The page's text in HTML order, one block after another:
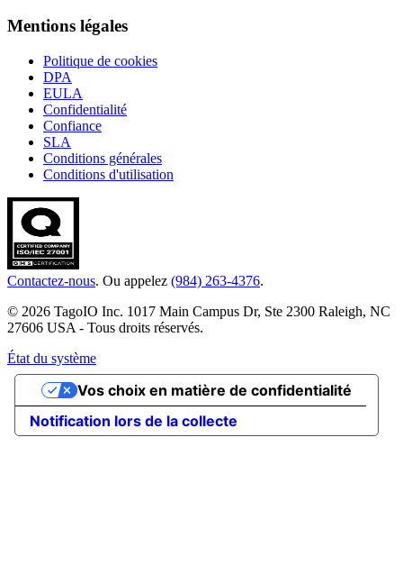
Mentions légales
Politique de cookies
DPA
EULA
Confidentialité
Confiance
SLA
Conditions générales
Conditions d'utilisation
Contactez-nous. Ou appelez (984) 263-4376.
© 2026 TagoIO Inc. 1017 Main Campus Dr, Ste 2300 Raleigh, NC
27606 USA - Tous droits réservés.
État du système
Notification lors de la collecte
Vos choix en matière de confidentialité